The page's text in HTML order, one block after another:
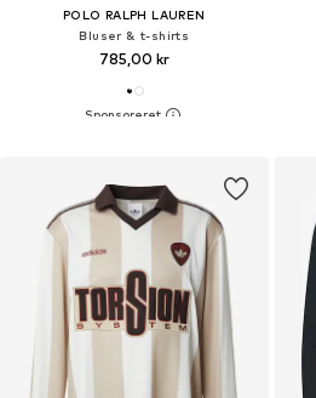
POLO RALPH LAUREN
Bluser & t-shirts
785,00 kr